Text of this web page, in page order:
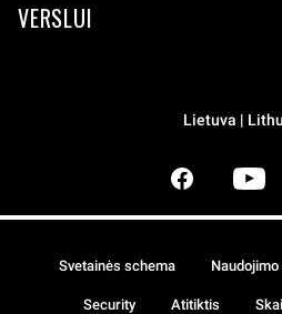
VERSLUI
Lietuva |
Svetainės schema
Security Atitiktis